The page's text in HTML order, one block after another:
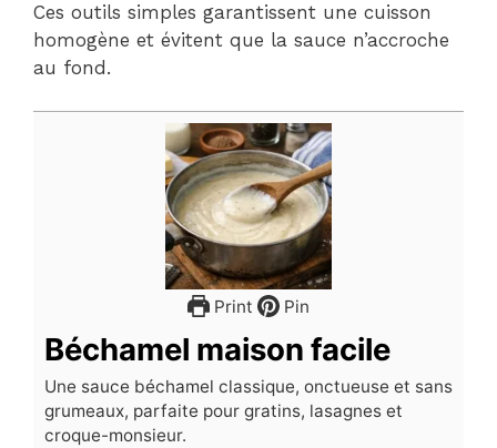
Ces outils simples garantissent une cuisson
homogène et évitent que la sauce n’accroche
au fond.
Print Pin
Béchamel maison facile
Une sauce béchamel classique, onctueuse et sans
grumeaux, parfaite pour gratins, lasagnes et
croque-monsieur.